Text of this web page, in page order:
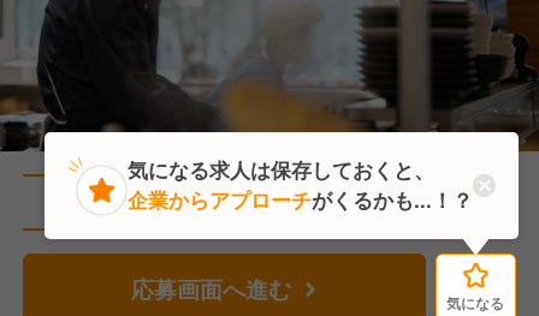
直近1人がこの求人を検討中
応募画面へ進む 気になる
気になる
気になる求人は保存しておくと、
企業からアプローチがくるかも...！？